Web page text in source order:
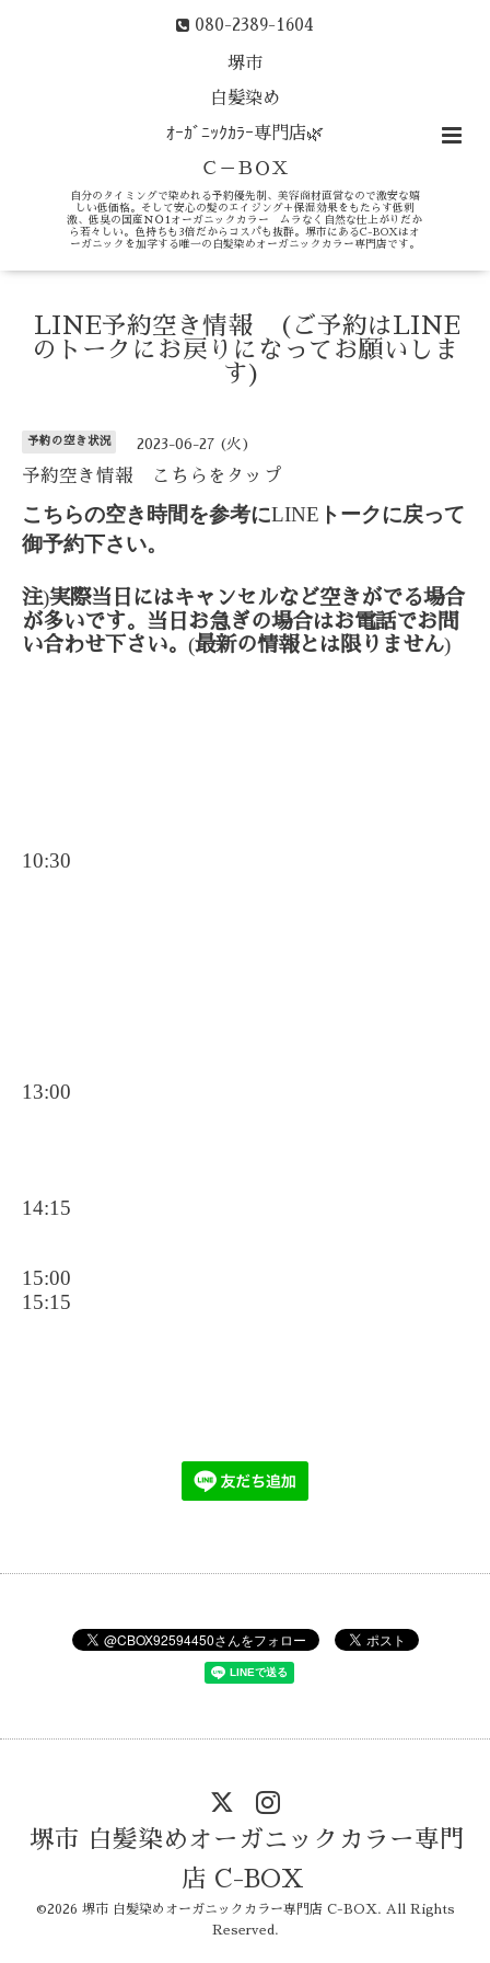
080-2389-1604
堺市
白髪染め
ｵｰｶﾞﾆｯｸｶﾗｰ専門店🌿
Ｃ－ＢＯＸ
自分のタイミングで染めれる予約優先制、美容商材直営なので激安な嬉
しい低価格。そして安心の髪のエイジング＋保湿効果をもたらす低刺
激、低臭の国産ＮＯ1オーガニックカラー ムラなく自然な仕上がりだか
ら若々しい。色持ちも3倍だからコスパも抜群。堺市にあるC-BOXはオ
ーガニックを加学する唯一の白髪染めオーガニックカラー専門店です。
LINE予約空き情報 (ご予約はLINE
のトークにお戻りになってお願いしま
す)
予約の空き状況 2023-06-27 (火)
予約空き情報 こちらをタップ
こちらの空き時間を参考にLINE トークに戻って
御予約下さい。
注)実際当日にはキャンセルなど空きがでる場合
が多いです。当日お急ぎの場合はお電話でお問
い合わせ下さい。 (最新の情報とは限りません)
10:30
13:00
14:15
15:00
15:15
堺市 白髪染めオーガニックカラー専門
店 C-BOX
©2026 堺市 白髪染めオーガニックカラー専門店 C-BOX. All Rights
Reserved.